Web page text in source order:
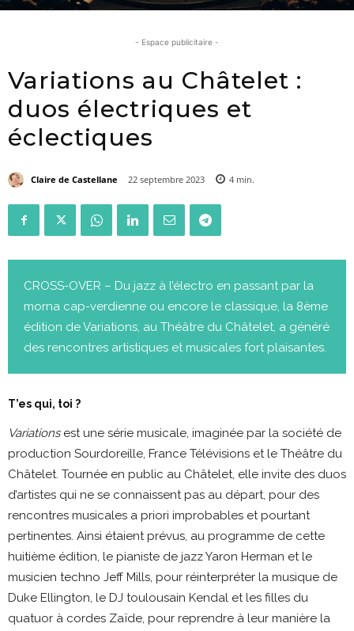
- Espace publicitaire -
Variations au Châtelet :
duos électriques et
éclectiques
Claire de Castellane 22 septembre 2023 4 min.
CROSS-OVER – Du jazz à l’électro en passant par la
morna cap-verdienne ou encore le classique, la 8ème
édition de Variations, au Théâtre du Châtelet, a généré
des rencontres artistiques et musicales fort plaisantes.
T’es qui, toi ?
Variations est une série musicale, imaginée par la société de
production Sourdoreille, France Télévisions et le Théâtre du
Châtelet. Tournée en public au Châtelet, elle invite des duos
d’artistes qui ne se connaissent pas au départ, pour des
rencontres musicales a priori improbables et pourtant
pertinentes. Ainsi étaient prévus, au programme de cette
huitième édition, le pianiste de jazz Yaron Herman et le
musicien techno Jeff Mills, pour réinterpréter la musique de
Duke Ellington, le DJ toulousain Kendal et les filles du
quatuor à cordes Zaïde, pour reprendre à leur manière la